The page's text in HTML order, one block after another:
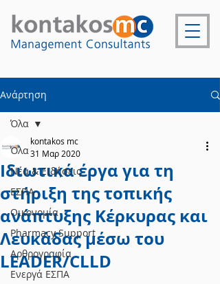
Ανάρτηση
Όλα
Νέα & Ειδήσεις
ΕΣΠΑ
Οικονομία
Pharmacy Support
Αρθρογραφία
Ενεργά ΕΣΠΑ
Όλα
Ιδιωτικά έργα για τη
στήριξη της τοπικής
ανάπτυξης Κέρκυρας και
Λευκάδας μέσω του
LEADER/CLLD
kontakos mc
31 Μαρ 2020